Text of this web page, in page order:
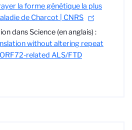
la forme génétique la plus
de Charcot | CNRS
dans Science (en anglais) :
without altering repeat
related ALS/FTD